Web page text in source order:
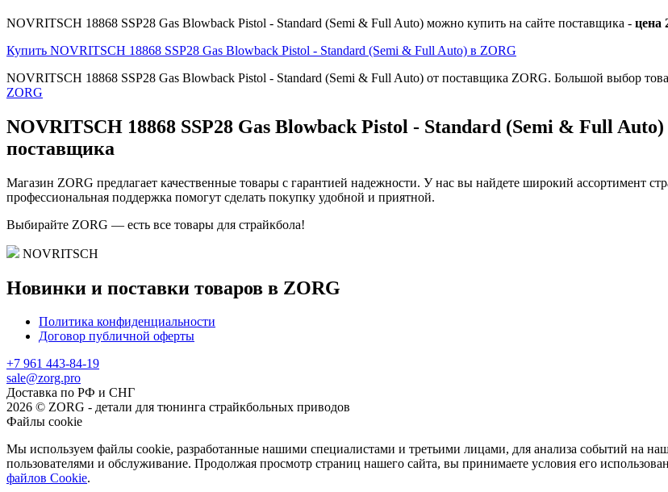
NOVRITSCH 18868 SSP28 Gas Blowback Pistol - Standard (Semi & Full Auto) можно купить на сайте поставщика - цена
Купить NOVRITSCH 18868 SSP28 Gas Blowback Pistol - Standard (Semi & Full Auto) в ZORG
NOVRITSCH 18868 SSP28 Gas Blowback Pistol - Standard (Semi & Full Auto) от поставщика ZORG. Большой выбор
ZORG
NOVRITSCH 18868 SSP28 Gas Blowback Pistol - Standard (Semi & Full
поставщика
Магазин ZORG предлагает качественные товары с гарантией надежности. У нас вы найдете широкий ассортимент
профессиональная поддержка помогут сделать покупку удобной и приятной.
Выбирайте ZORG — есть все товары для страйкбола!
NOVRITSCH
Новинки и поставки товаров в ZORG
Политика конфиденциальности
Договор публичной оферты
+7 961 443-84-19
sale@zorg.pro
Доставка по РФ и СНГ
2026 © ZORG - детали для тюнинга страйкбольных приводов
Файлы cookie
Мы используем файлы cookie, разработанные нашими специалистами и третьими лицами, для анализа событий на
пользователями и обслуживание. Продолжая просмотр страниц нашего сайта, вы принимаете условия его
файлов Cookie.